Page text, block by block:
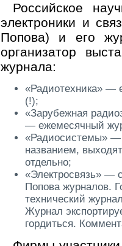
Российское
электроники и
Попова) и его
организатор
журнала:
«Радиотехника» —
(!);
«Зарубежная
— ежемесячный
«Радиосистемы» —
названием,
отдельно;
«Электросвязь»
Попова журналов.
технический
Журнал
гордиться.